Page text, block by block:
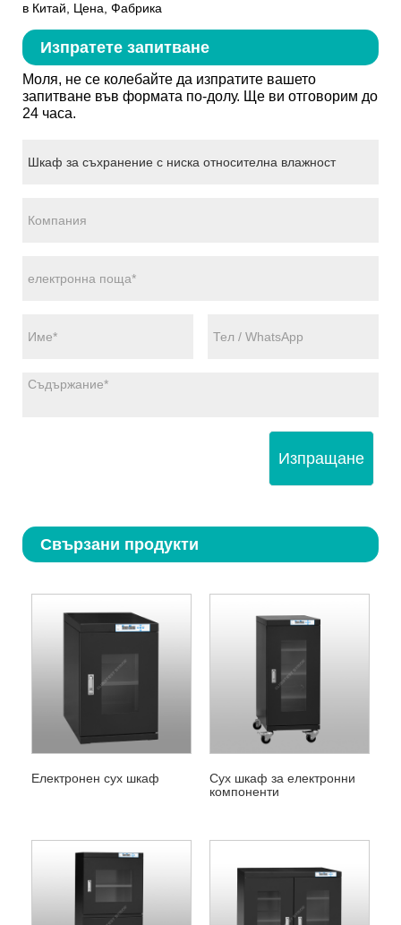
в Китай, Цена, Фабрика
Изпратете запитване
Моля, не се колебайте да изпратите вашето
запитване във формата по-долу. Ще ви отговорим до
24 часа.
Изпращане
Свързани продукти
Електронен сух шкаф
Сух шкаф за електронни
компоненти